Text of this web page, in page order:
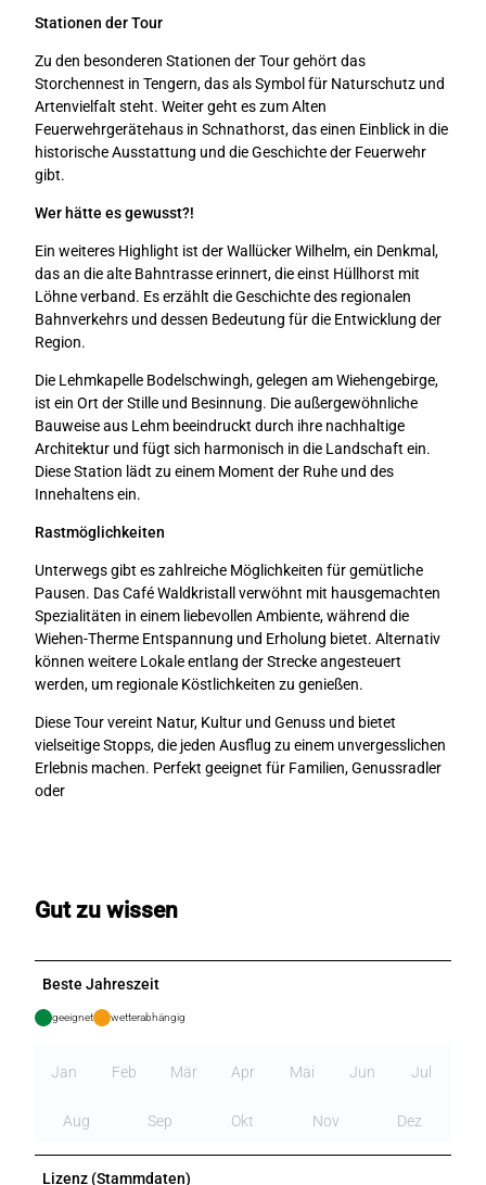
Stationen der Tour
Zu den besonderen Stationen der Tour gehört das
Storchennest in Tengern, das als Symbol für Naturschutz und
Artenvielfalt steht. Weiter geht es zum Alten
Feuerwehrgerätehaus in Schnathorst, das einen Einblick in die
historische Ausstattung und die Geschichte der Feuerwehr
gibt.
Wer hätte es gewusst?!
Ein weiteres Highlight ist der Wallücker Wilhelm, ein Denkmal,
das an die alte Bahntrasse erinnert, die einst Hüllhorst mit
Löhne verband. Es erzählt die Geschichte des regionalen
Bahnverkehrs und dessen Bedeutung für die Entwicklung der
Region.
Die Lehmkapelle Bodelschwingh, gelegen am Wiehengebirge,
ist ein Ort der Stille und Besinnung. Die außergewöhnliche
Bauweise aus Lehm beeindruckt durch ihre nachhaltige
Architektur und fügt sich harmonisch in die Landschaft ein.
Diese Station lädt zu einem Moment der Ruhe und des
Innehaltens ein.
Rastmöglichkeiten
Unterwegs gibt es zahlreiche Möglichkeiten für gemütliche
Pausen. Das Café Waldkristall verwöhnt mit hausgemachten
Spezialitäten in einem liebevollen Ambiente, während die
Wiehen-Therme Entspannung und Erholung bietet. Alternativ
können weitere Lokale entlang der Strecke angesteuert
werden, um regionale Köstlichkeiten zu genießen.
Diese Tour vereint Natur, Kultur und Genuss und bietet
vielseitige Stopps, die jeden Ausflug zu einem unvergesslichen
Erlebnis machen. Perfekt geeignet für Familien, Genussradler
oder
Gut zu wissen
Beste Jahreszeit
geeignet wetterabhängig
Jan Feb Mär Apr Mai Jun Jul
Aug Sep Okt Nov Dez
Lizenz (Stammdaten)